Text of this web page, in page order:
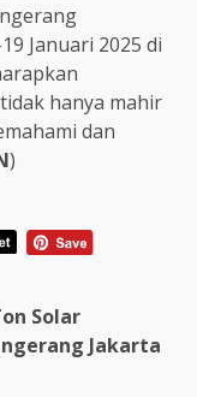
Januari 2025 di
hanya mahir
dan
)
Solar
Jakarta